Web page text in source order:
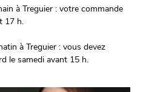
à Treguier : votre commande
17 h.
à Treguier : vous devez
le samedi avant 15 h.